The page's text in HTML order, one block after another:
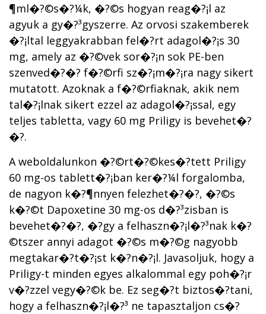
¶ml�?©s�?¼k, �?©s hogyan reag�?¡l az
agyuk a gy�?³gyszerre. Az orvosi szakemberek
�?¡ltal leggyakrabban fel�?­rt adagol�?¡s 30
mg, amely az �?©vek sor�?¡n sok PE-ben
szenved�?�? f�?©rfi sz�?¡m�?¡ra nagy sikert
mutatott. Azoknak a f�?©rfiaknak, akik nem
tal�?¡lnak sikert ezzel az adagol�?¡ssal, egy
teljes tabletta, vagy 60 mg Priligy is bevehet�?
�?.
A weboldalunkon �?©rt�?©kes�?­tett Priligy
60 mg-os tablett�?¡ban ker�?¼l forgalomba,
de nagyon k�?¶nnyen felezhet�?�?, �?©s
k�?©t Dapoxetine 30 mg-os d�?³zisban is
bevehet�?�?, �?­gy a felhaszn�?¡l�?³nak k�?
©tszer annyi adagot �?©s m�?©g nagyobb
megtakar�?­t�?¡st k�?­n�?¡l. Javasoljuk, hogy a
Priligy-t minden egyes alkalommal egy poh�?¡r
v�?­zzel vegy�?©k be. Ez seg�?­t biztos�?­tani,
hogy a felhaszn�?¡l�?³ ne tapasztaljon cs�?